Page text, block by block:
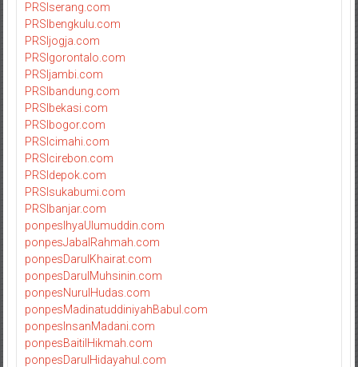
PRSIserang.com
PRSIbengkulu.com
PRSIjogja.com
PRSIgorontalo.com
PRSIjambi.com
PRSIbandung.com
PRSIbekasi.com
PRSIbogor.com
PRSIcimahi.com
PRSIcirebon.com
PRSIdepok.com
PRSIsukabumi.com
PRSIbanjar.com
ponpesIhyaUlumuddin.com
ponpesJabalRahmah.com
ponpesDarulKhairat.com
ponpesDarulMuhsinin.com
ponpesNurulHudas.com
ponpesMadinatuddiniyahBabul.com
ponpesInsanMadani.com
ponpesBaitilHikmah.com
ponpesDarulHidayahul.com